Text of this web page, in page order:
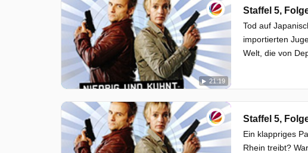
21:19
Staffel 5,
Tod auf
importierten
Welt, die von
Staffel 5,
Ein klappriges
Rhein treibt?